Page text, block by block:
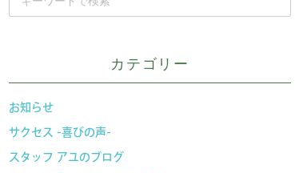
カテゴリー
お知らせ
サクセス -喜びの声-
スタッフ アユのブログ